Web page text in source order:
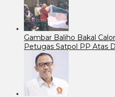
Gambar Baliho Bakal
Petugas Satpol PP Atas